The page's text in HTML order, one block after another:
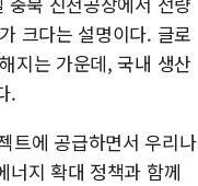
크다는 설명이다. 글로
지는 가운데, 국내 생산
.
트에 공급하면서 우리나
너지 확대 정책과 함께